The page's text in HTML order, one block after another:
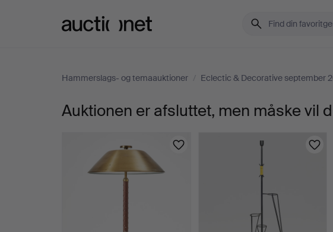
Hammerslags- og temaauktioner / Eclectic & Decorative september
295.
MATS
THESELIUS.
"Bamboo
Auktionen er afsluttet, men måske vil